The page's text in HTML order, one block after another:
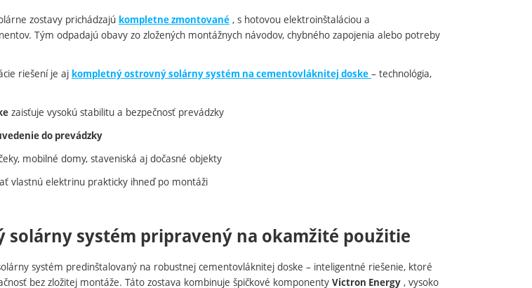
zostavy prichádzajú kompletne zmontované , s hotovou elektroinštaláciou a
Tým odpadajú obavy zo zložených montážnych návodov, chybného zapojenia alebo potreby
riešení je aj kompletný ostrovný solárny systém na cementovláknitej doske – technológia,
zaisťuje vysokú stabilitu a bezpečnosť prevádzky
do prevádzky
mobilné domy, staveniská aj dočasné objekty
vlastnú elektrinu prakticky ihneď po montáži
solárny systém pripravený na okamžité použitie
systém predinštalovaný na robustnej cementovláknitej doske – inteligentné riešenie, ktoré
bez zložitej montáže. Táto zostava kombinuje špičkové komponenty Victron Energy , vysoko